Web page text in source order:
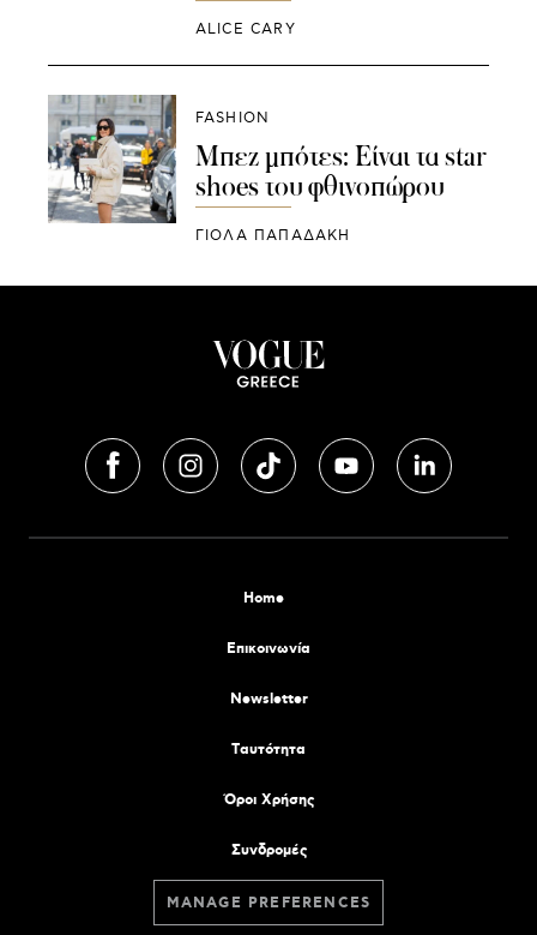
ALICE CARY
FASHION
Μπεζ μπότες: Είναι τα star
shoes του φθινοπώρου
ΓΙΌΛΑ ΠΑΠΑΔΆΚΗ
Home
Επικοινωνία
Newsletter
Tαυτότητα
Όροι Χρήσης
Συνδρομές
MANAGE PREFERENCES